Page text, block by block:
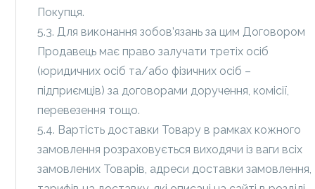
Покупця.
5.3. Для виконання зобов’язань за цим Договором
Продавець має право залучати третіх осіб
(юридичних осіб та/або фізичних осіб –
підприємців) за договорами доручення, комісії,
перевезення тощо.
5.4. Вартість доставки Товару в рамках кожного
замовлення розраховується виходячи із ваги всіх
замовлених Товарів, адреси доставки замовлення,